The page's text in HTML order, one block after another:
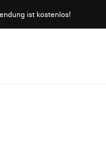
ist kostenlos!